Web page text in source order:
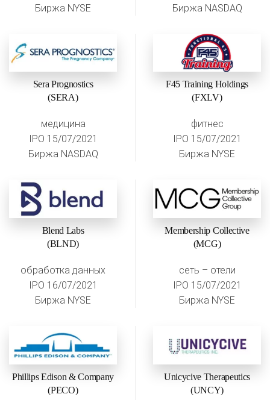
Биржа NYSE Биржа NASDAQ
Sera Prognostics
(SERA)
медицина
IPO 15/07/2021
Биржа NASDAQ
F45 Training Holdings
(FXLV)
фитнес
IPO 15/07/2021
Биржа NYSE
Blend Labs
(BLND)
обработка данных
IPO 16/07/2021
Биржа NYSE
Membership Collective
(MCG)
сеть – отели
IPO 15/07/2021
Биржа NYSE
Phillips Edison & Company
(PECO)
Unicycive Therapeutics
(UNCY)